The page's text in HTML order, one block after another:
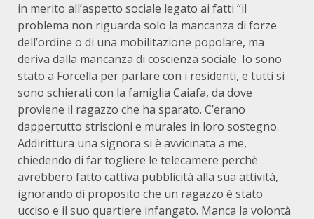
in merito all’aspetto sociale legato ai fatti “il
problema non riguarda solo la mancanza di forze
dell’ordine o di una mobilitazione popolare, ma
deriva dalla mancanza di coscienza sociale. Io sono
stato a Forcella per parlare con i residenti, e tutti si
sono schierati con la famiglia Caiafa, da dove
proviene il ragazzo che ha sparato. C’erano
dappertutto striscioni e murales in loro sostegno.
Addirittura una signora si è avvicinata a me,
chiedendo di far togliere le telecamere perchè
avrebbero fatto cattiva pubblicità alla sua attività,
ignorando di proposito che un ragazzo è stato
ucciso e il suo quartiere infangato. Manca la volontà